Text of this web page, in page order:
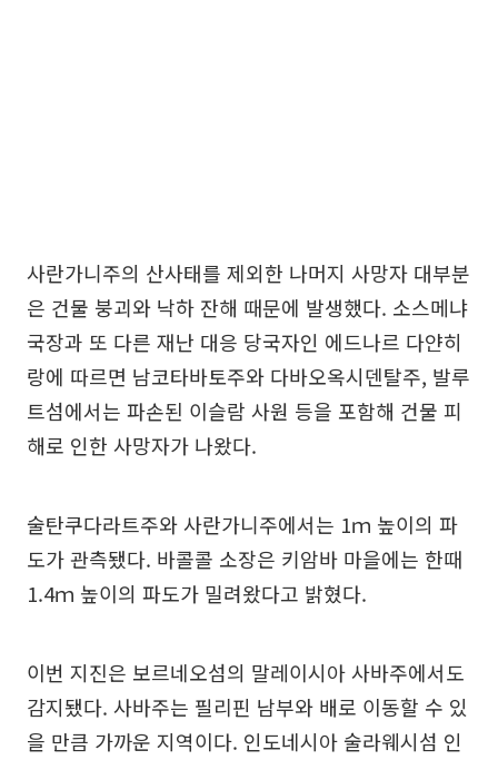
사란가니주의 산사태를 제외한 나머지 사망자 대부분
은 건물 붕괴와 낙하 잔해 때문에 발생했다. 소스메냐
국장과 또 다른 재난 대응 당국자인 에드나르 다얀히
랑에 따르면 남코타바토주와 다바오옥시덴탈주, 발루
트섬에서는 파손된 이슬람 사원 등을 포함해 건물 피
해로 인한 사망자가 나왔다.
술탄쿠다라트주와 사란가니주에서는 1ｍ 높이의 파
도가 관측됐다. 바콜콜 소장은 키암바 마을에는 한때
1.4ｍ 높이의 파도가 밀려왔다고 밝혔다.
이번 지진은 보르네오섬의 말레이시아 사바주에서도
감지됐다. 사바주는 필리핀 남부와 배로 이동할 수 있
을 만큼 가까운 지역이다. 인도네시아 술라웨시섬 인